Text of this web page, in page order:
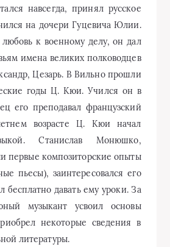
навсегда, принял русское
на дочери Гуцевича Юлии.
к военному делу, он дал
имена великих полководцев
Цезарь. В Вильно прошли
годы Ц. Кюи. Учился он в
его преподавал французский
возрасте Ц. Кюи начал
Станислав Монюшко,
первые композиторские опыты
пьесы), заинтересовался его
бесплатно давать ему уроки. За
музыкант усвоил основы
некоторые сведения в
литературы.